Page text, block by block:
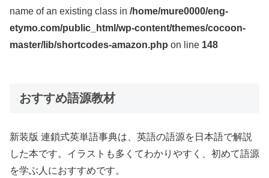
name of an existing class in /home/mure0000/eng-
etymo.com/public_html/wp-content/themes/cocoon-
master/lib/shortcodes-amazon.php on line 148
おすすめ語源教材
新装版 連鎖式英単語事典は、英語の語源を日本語で解説
した本です。イラストも多くてわかりやすく、初めて語源
を学ぶ人におすすめです。